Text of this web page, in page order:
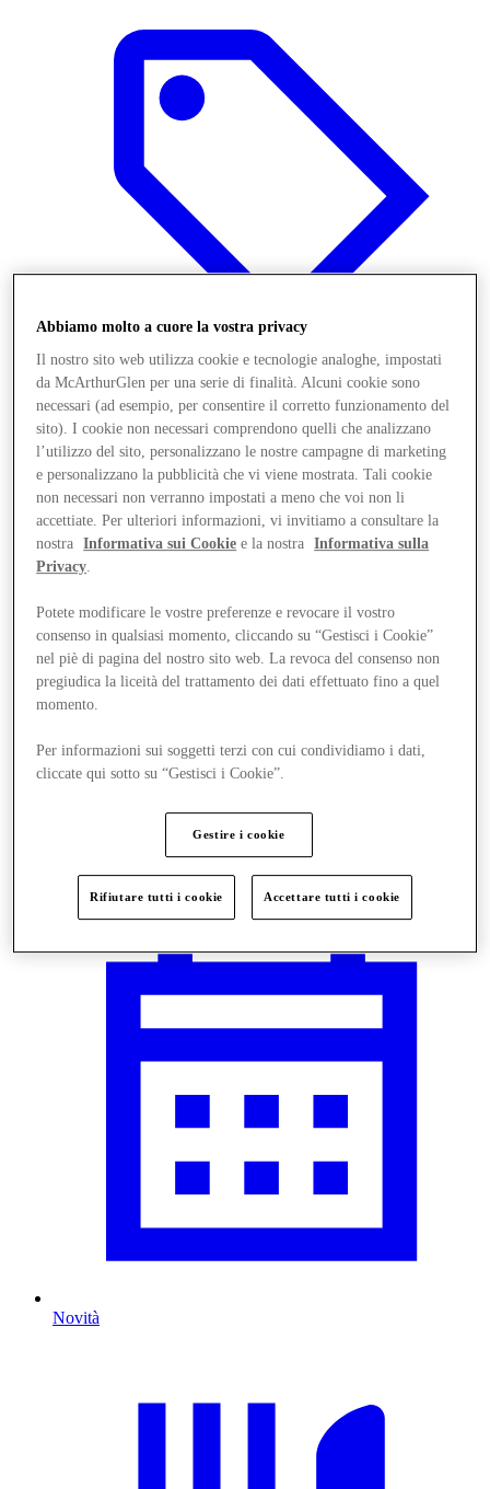
Offerte
Novità
Abbiamo molto a cuore la vostra privacy
Il nostro sito web utilizza cookie e tecnologie analoghe, impostati
da McArthurGlen per una serie di finalità. Alcuni cookie sono
necessari (ad esempio, per consentire il corretto funzionamento del
sito). I cookie non necessari comprendono quelli che analizzano
l’utilizzo del sito, personalizzano le nostre campagne di marketing
e personalizzano la pubblicità che vi viene mostrata. Tali cookie
non necessari non verranno impostati a meno che voi non li
accettiate. Per ulteriori informazioni, vi invitiamo a consultare la
nostra
Informativa sui Cookie e la nostra
Informativa sulla
Privacy
Potete modificare le vostre preferenze e revocare il vostro
consenso in qualsiasi momento, cliccando su “Gestisci i Cookie”
nel piè di pagina del nostro sito web. La revoca del consenso non
pregiudica la liceità del trattamento dei dati effettuato fino a quel
momento.
Per informazioni sui soggetti terzi con cui condividiamo i dati,
cliccate qui sotto su “Gestisci i Cookie”.
Gestire i cookie
Rifiutare tutti i cookie Accettare tutti i cookie